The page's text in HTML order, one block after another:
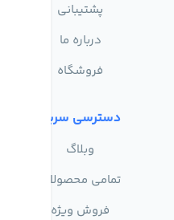
پشتیبانی
درباره ما
فروشگاه
دسترسی سریع
وبلاگ
تمامی محصولات
فروش ویژه